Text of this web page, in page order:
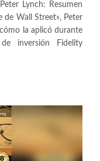
Lynch: Resumen
de Wall Street», Peter
la aplicó durante
inversión Fidelity